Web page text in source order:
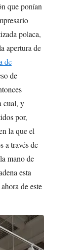
que ponían
polaca,
apertura de
de
de
cual, y
por,
la que el
a través de
mano de
esta
de este